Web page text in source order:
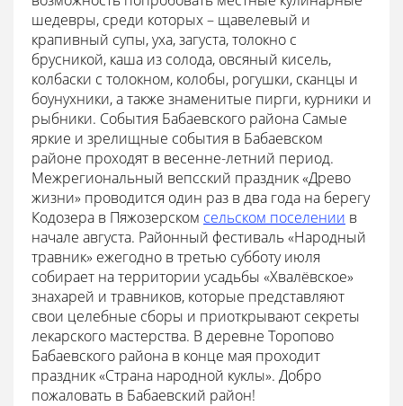
шедевры, среди которых – щавелевый и
крапивный супы, уха, загуста, толокно с
брусникой, каша из солода, овсяный кисель,
колбаски с толокном, колобы, рогушки, сканцы и
боунухники, а также знаменитые пирги, курники и
рыбники. События Бабаевского района Самые
яркие и зрелищные события в Бабаевском
районе проходят в весенне-летний период.
Межрегиональный вепсский праздник «Древо
жизни» проводится один раз в два года на берегу
Кодозера в Пяжозерском сельском поселении в
начале августа. Районный фестиваль «Народный
травник» ежегодно в третью субботу июля
собирает на территории усадьбы «Хвалёвское»
знахарей и травников, которые представляют
свои целебные сборы и приоткрывают секреты
лекарского мастерства. В деревне Торопово
Бабаевского района в конце мая проходит
праздник «Страна народной куклы». Добро
пожаловать в Бабаевский район!